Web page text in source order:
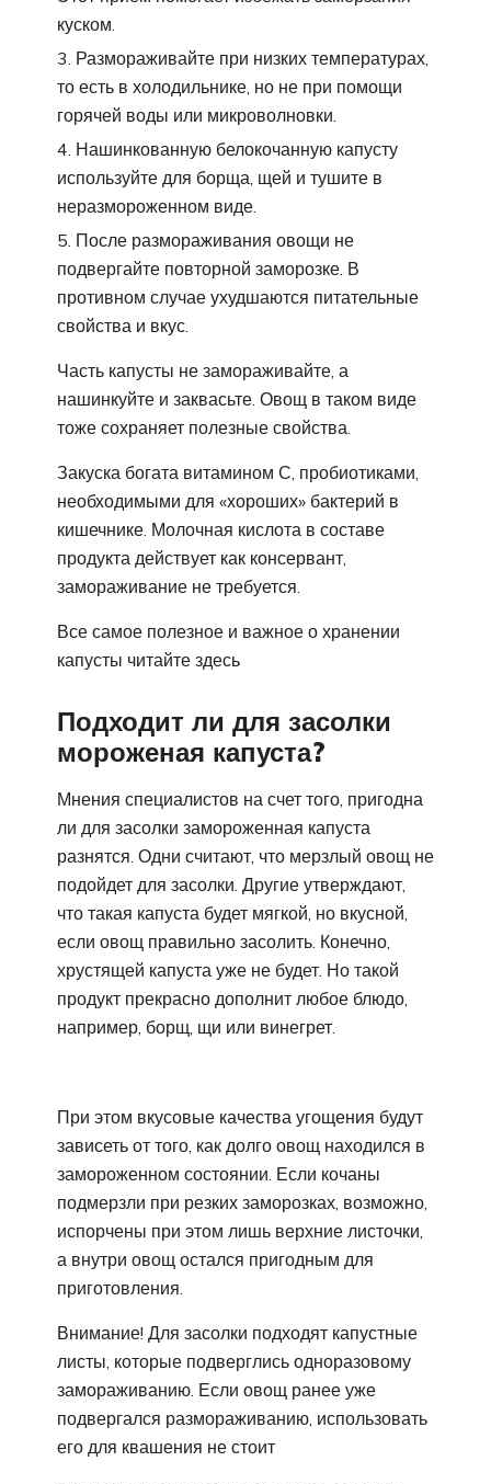
куском.
Размораживайте при низких температурах,
то есть в холодильнике, но не при помощи
горячей воды или микроволновки.
Нашинкованную белокочанную капусту
используйте для борща, щей и тушите в
неразмороженном виде.
После размораживания овощи не
подвергайте повторной заморозке. В
противном случае ухудшаются питательные
свойства и вкус.
Часть капусты не замораживайте, а
нашинкуйте и заквасьте. Овощ в таком виде
тоже сохраняет полезные свойства.
Закуска богата витамином С, пробиотиками,
необходимыми для «хороших» бактерий в
кишечнике. Молочная кислота в составе
продукта действует как консервант,
замораживание не требуется.
Все самое полезное и важное о хранении
капусты читайте здесь
Подходит ли для засолки
мороженая капуста?
Мнения специалистов на счет того, пригодна
ли для засолки замороженная капуста
разнятся. Одни считают, что мерзлый овощ не
подойдет для засолки. Другие утверждают,
что такая капуста будет мягкой, но вкусной,
если овощ правильно засолить. Конечно,
хрустящей капуста уже не будет. Но такой
продукт прекрасно дополнит любое блюдо,
например, борщ, щи или винегрет.
При этом вкусовые качества угощения будут
зависеть от того, как долго овощ находился в
замороженном состоянии. Если кочаны
подмерзли при резких заморозках, возможно,
испорчены при этом лишь верхние листочки,
а внутри овощ остался пригодным для
приготовления.
Внимание! Для засолки подходят капустные
листы, которые подверглись одноразовому
замораживанию. Если овощ ранее уже
подвергался размораживанию, использовать
его для квашения не стоит